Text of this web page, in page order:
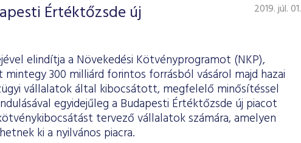
Értéktőzsde új
2019. júl. 01.
elindítja a Növekedési Kötvényprogramot (NKP),
300 milliárd forintos forrásból vásárol majd hazai
vállalatok által kibocsátott, megfelelő minősítéssel
egyidejűleg a Budapesti Értéktőzsde új piacot
tervező vállalatok számára, amelyen
ki a nyilvános piacra.